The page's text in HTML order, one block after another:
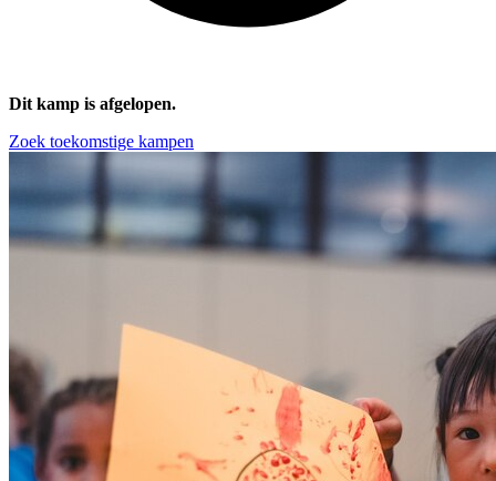
Dit kamp is afgelopen.
Zoek toekomstige kampen